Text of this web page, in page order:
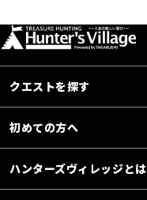
クエストを探す
初めての方へ
ハンターズヴィレッジとは